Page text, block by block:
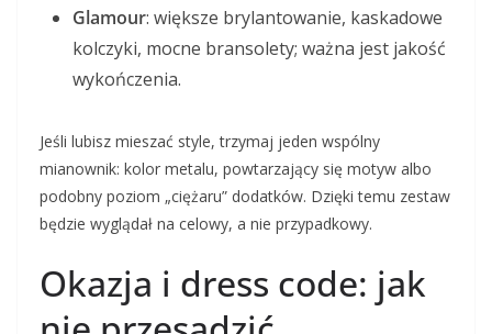
Glamour: większe brylantowanie, kaskadowe
kolczyki, mocne bransolety; ważna jest jakość
wykończenia.
Jeśli lubisz mieszać style, trzymaj jeden wspólny
mianownik: kolor metalu, powtarzający się motyw albo
podobny poziom „ciężaru” dodatków. Dzięki temu zestaw
będzie wyglądał na celowy, a nie przypadkowy.
Okazja i dress code: jak